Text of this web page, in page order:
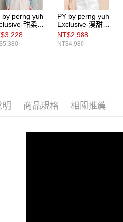
by perng yuh
甜柔時
皮草絨毛針織
衫
PY by perng yuh
Exclusive-漫甜氛
圍拼接網紗針織開
襟衫
NT$2,988
NT$4,980
明 商品規格 相關推薦